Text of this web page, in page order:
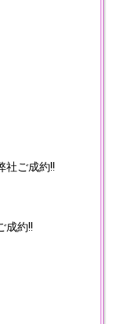
社ご成約!!
成約!!